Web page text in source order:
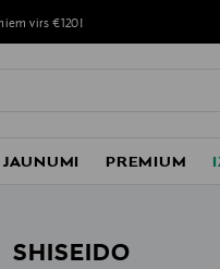
virs €120!
JAUNUMI PREMIUM
SHISEIDO